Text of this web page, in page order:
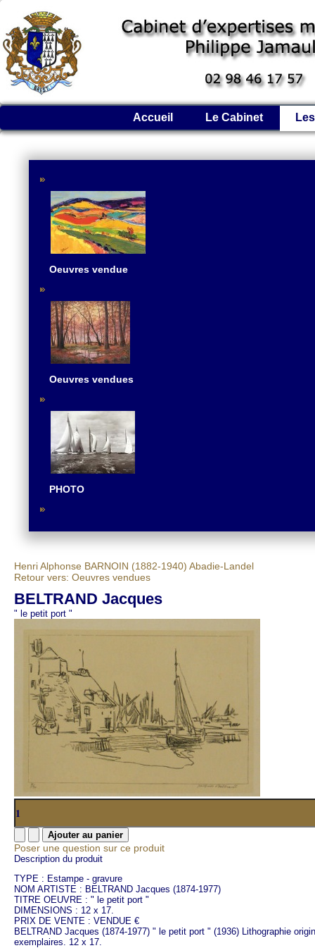
Accueil Le Cabinet
Oeuvres vendue
Oeuvres vendues
PHOTO
Henri Alphonse BARNOIN (1882-1940) Abadie-Landel
Retour vers: Oeuvres vendues
BELTRAND Jacques
" le petit port "
Poser une question sur ce produit
Description du produit
TYPE : Estampe - gravure
NOM ARTISTE : BELTRAND Jacques (1874-1977)
TITRE OEUVRE : " le petit port "
DIMENSIONS : 12 x 17.
PRIX DE VENTE : VENDUE €
BELTRAND Jacques (1874-1977) " le petit port " (1936) Lithographie
exemplaires. 12 x 17.